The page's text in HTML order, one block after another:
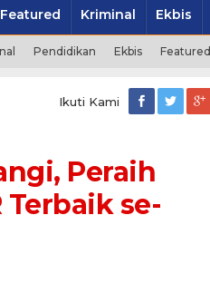
Featured Kriminal Ekbis
Pendidikan Ekbis Featured
Ikuti Kami
Peraih
se-